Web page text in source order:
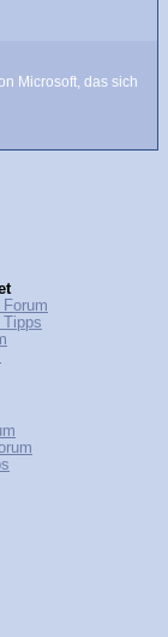
Microsoft, das sich